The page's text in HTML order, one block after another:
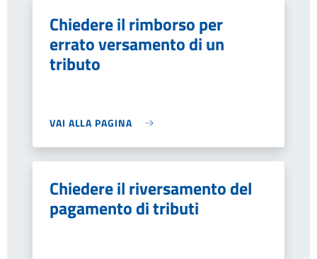
Chiedere il rimborso per
errato versamento di un
tributo
VAI ALLA PAGINA
Chiedere il riversamento del
pagamento di tributi